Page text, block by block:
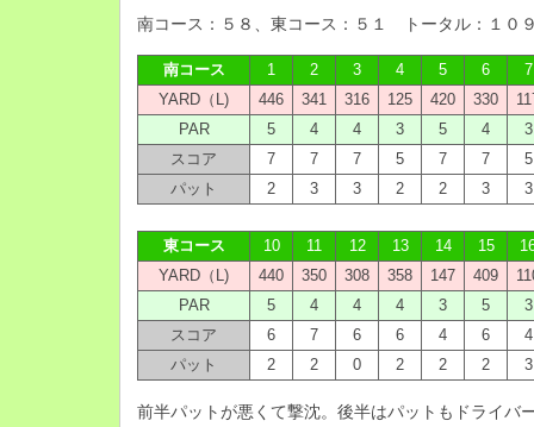
南コース：５８、東コース：５１ トータル：１０
南コース 1 2 3 4 5 6
7
YARD（L)
446 341 316 125 420 330
PAR
5 4 4 3 5 4
3
スコア
7 7 7 5 7 7
5
パット
2 3 3 2 2 3 3
東コース 10 11 12 13 14 15
YARD（L)
440 350 308 358 147 409
PAR
5 4 4 4 3 5
3
スコア
6 7 6 6 4 6
4
パット
2 2 0 2 2 2 3
前半パットが悪くて撃沈。後半はパットもドライバ